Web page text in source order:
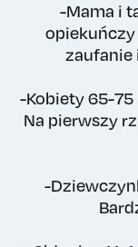
-Mama i
zaufanie
-Kobiety 65-75
Na pierwszy
-